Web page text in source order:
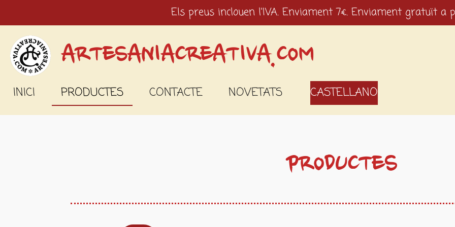
al
contenido
principal
Els preus inclouen l'IVA. Enviament 7€. Enviament gratuït a
ARTESANIACREATIVA.COM
INICI PRODUCTES CONTACTE NOVETATS CASTELLANO
PRODUCTES